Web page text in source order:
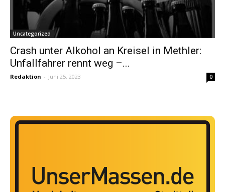
Uncategorized
Crash unter Alkohol an Kreisel in Methler:
Unfallfahrer rennt weg –...
Redaktion - Juni 25, 2023 0